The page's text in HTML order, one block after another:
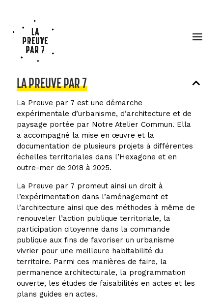
LA PREUVE PAR 7
La Preuve par 7 est une démarche
expérimentale d’urbanisme, d’architecture et de
paysage portée par Notre Atelier Commun. Ella
a accompagné la mise en œuvre et la
documentation de plusieurs projets à différentes
échelles territoriales dans l’Hexagone et en
outre-mer de 2018 à 2025.
La Preuve par 7 promeut ainsi un droit à
l’expérimentation dans l’aménagement et
l’architecture ainsi que des méthodes à même de
renouveler l’action publique territoriale, la
participation citoyenne dans la commande
publique aux fins de favoriser un urbanisme
vivrier pour une meilleure habitabilité du
territoire. Parmi ces manières de faire, la
permanence architecturale, la programmation
ouverte, les études de faisabilités en actes et les
plans guides en actes.